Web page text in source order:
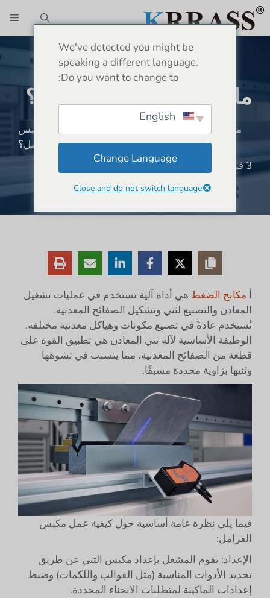
انتقل
المحتوى
ماذا تفعل مكبس الفرامل؟
موقع:
ماذا تفعل مكبس
الفرامل؟
3 فبراير 2024
698 مشاهدة
أ مكابح الضغط هي أداة آلية تستخدم في عمليات تشغيل
المعادن والتصنيع لثني وتشكيل الصفائح المعدنية.
تُستخدم عادةً في تصنيع مكونات وهياكل معدنية مختلفة.
الوظيفة الأساسية لآلة ثني المعادن هي تطبيق القوة على
قطعة من الصفائح المعدنية، مما يتسبب في تشوهها
وثنيها بزاوية محددة مسبقًا.
فيما يلي نظرة عامة أساسية حول كيفية عمل مكبس
الفرامل:
الإعداد: يقوم المشغل بإعداد مكبس الثني عن طريق
تحديد الأدوات المناسبة (مثل القوالب واللكمات) وضبط
إعدادات الماكينة لمتطلبات الانحناء المحددة.
We've detected you might be
speaking a different language.
Do you want to change to:
Change Language
Close and do not switch language